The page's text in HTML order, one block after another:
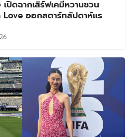
ดฉากเสิร์ฟเคมีหวานชวน
ออกสตาร์ทสัปดาห์แร